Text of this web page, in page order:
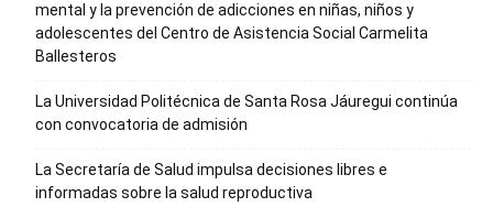
mental y la prevención de adicciones en niñas, niños y
adolescentes del Centro de Asistencia Social Carmelita
Ballesteros
La Universidad Politécnica de Santa Rosa Jáuregui continúa
con convocatoria de admisión
La Secretaría de Salud impulsa decisiones libres e
informadas sobre la salud reproductiva